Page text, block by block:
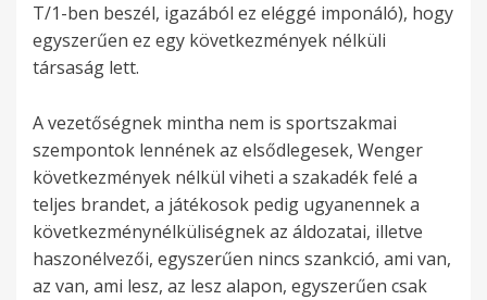
T/1-ben beszél, igazából ez eléggé imponáló), hogy
egyszerűen ez egy következmények nélküli
társaság lett.
A vezetőségnek mintha nem is sportszakmai
szempontok lennének az elsődlegesek, Wenger
következmények nélkül viheti a szakadék felé a
teljes brandet, a játékosok pedig ugyanennek a
következménynélküliségnek az áldozatai, illetve
haszonélvezői, egyszerűen nincs szankció, ami van,
az van, ami lesz, az lesz alapon, egyszerűen csak